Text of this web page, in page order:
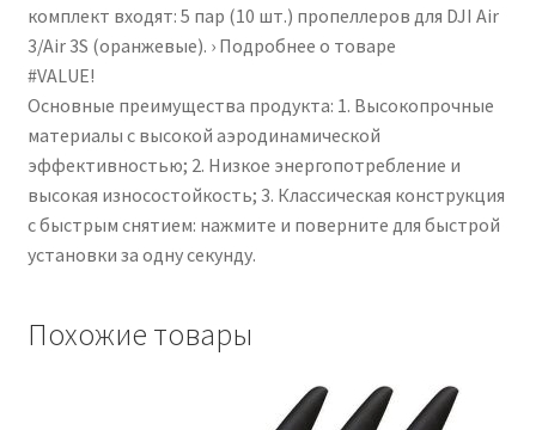
комплект входят: 5 пар (10 шт.) пропеллеров для DJI Air
3/Air 3S (оранжевые). › Подробнее о товаре
#VALUE!
Основные преимущества продукта: 1. Высокопрочные
материалы с высокой аэродинамической
эффективностью; 2. Низкое энергопотребление и
высокая износостойкость; 3. Классическая конструкция
с быстрым снятием: нажмите и поверните для быстрой
установки за одну секунду.
Похожие товары